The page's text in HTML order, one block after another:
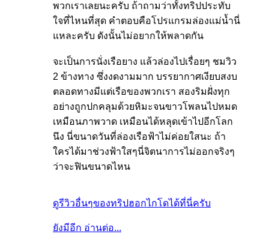
พวกเราเลยนะครับ ถ้าถามว่าทั้งทริปประทับ
ใจที่ไหนที่สุด คำตอบคือโปรแกรมล่องแม่น้ำนี่
แหละครับ ดังนั้นไม่อยากให้พลาดกัน
จะเป็นการนั่งเรือยาง แล้วล่องไปเรื่อยๆ ชมวิว
2 ข้างทาง ซึ่งงดงามมาก บรรยากาศเงียบสงบ
ตลอดทางมีแต่เรือของพวกเรา สองริมฝั่งทุก
อย่างถูกปกคลุมด้วยหิมะจนขาวโพลนไปหมด
เหมือนภาพวาด เหมือนได้หลุดเข้าไปอีกโลก
นึง นี่ขนาดวันที่ล่องเรือฟ้าไม่ค่อยใสนะ ถ้า
ใครได้มาช่วงฟ้าใสๆนี่จิตนาการไม่ออกจริงๆ
ว่าจะฟินขนาดไหน
ดูรีวิวอื่นๆของทริปฮอกไกโดได้ที่นี่ครับ
ยังมีอีก อ่านต่อ...